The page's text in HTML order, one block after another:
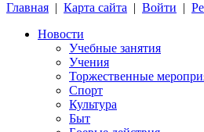
Главная | Карта сайта | Войти |
Новости
Учебные занятия
Учения
Торжественные
Спорт
Культура
Быт